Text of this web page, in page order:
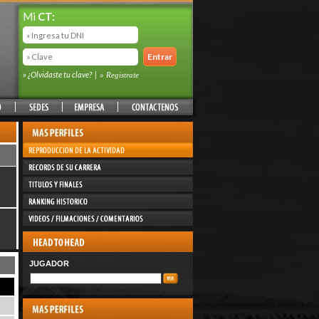
Mi CT:
» ¿Olvidaste tu clave? | » Registrate
JUGADOR